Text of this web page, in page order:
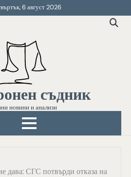
6 август 2026
съдник
новини и анализи
дава: СГС потвърди отказа на